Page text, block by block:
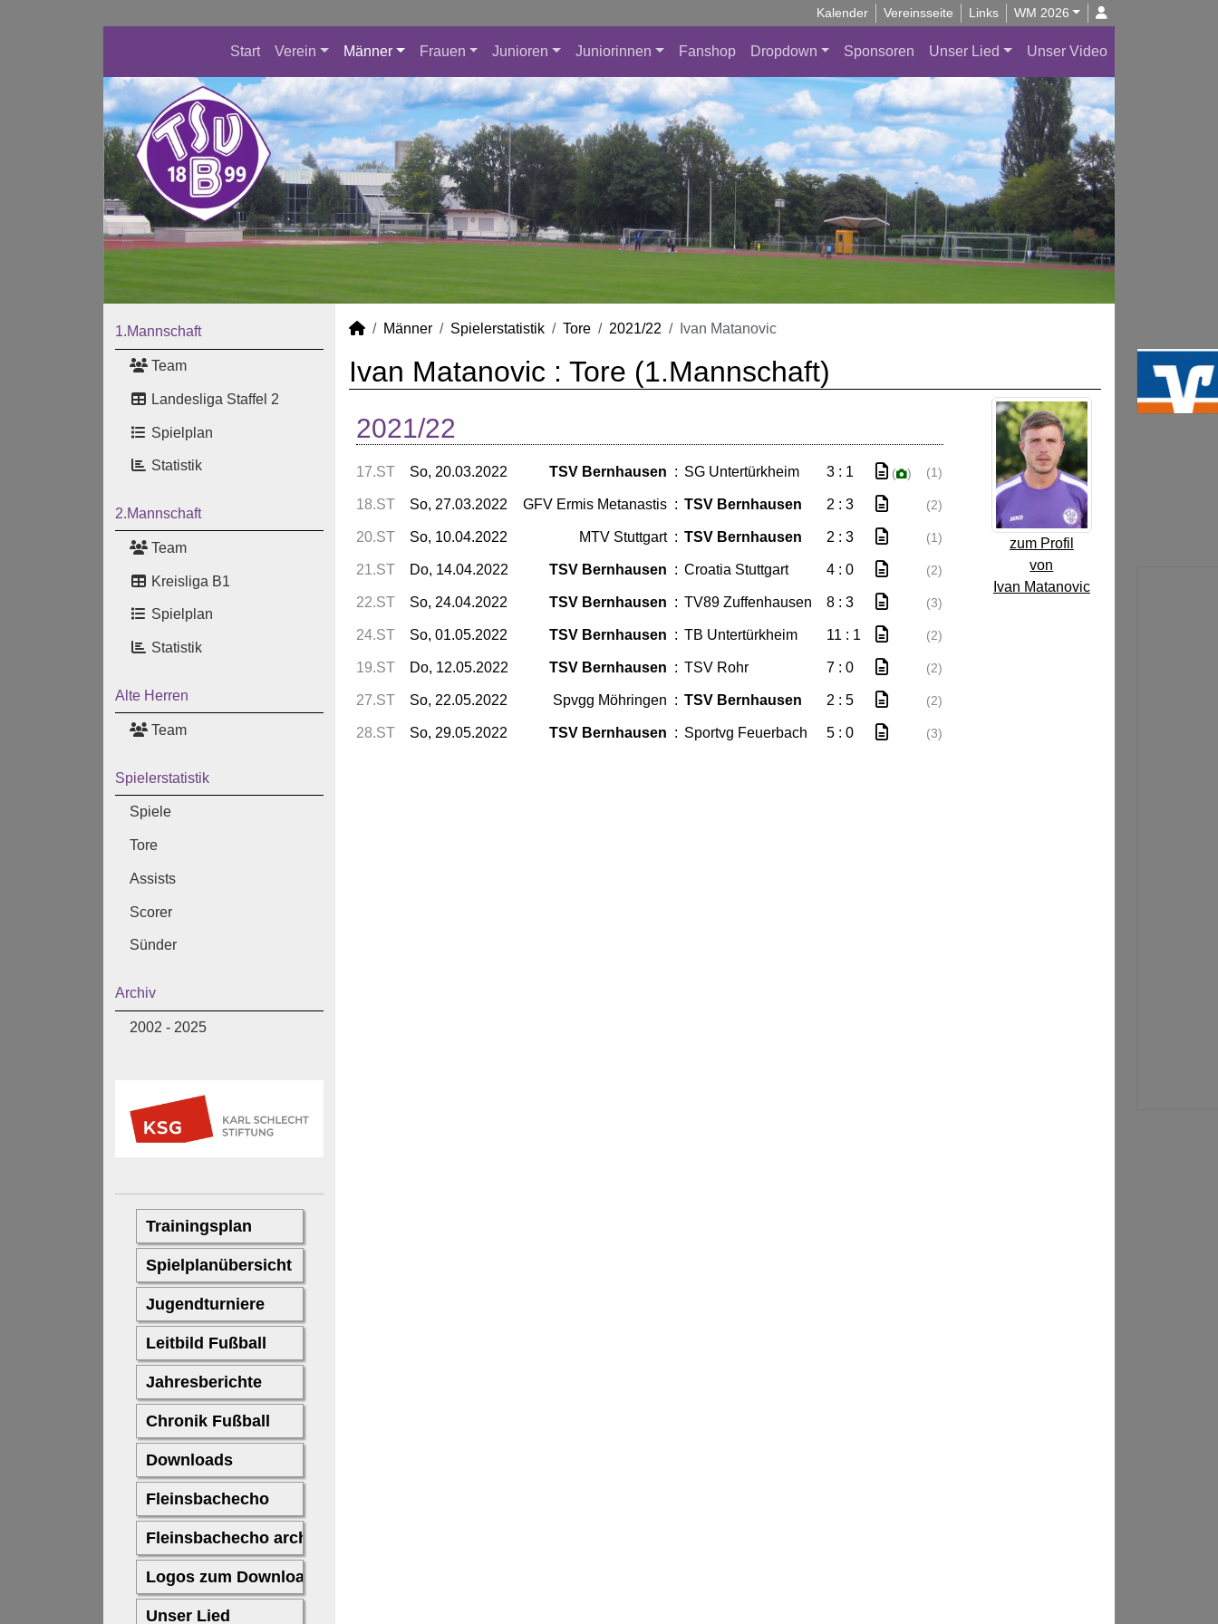
Kalender Vereinsseite Links WM 2026
Start Verein Männer Frauen Junioren Juniorinnen Fanshop Dropdown Sponsoren Unser Lied Unser Video
1.Mannschaft
Team
Landesliga Staffel 2
Spielplan
Statistik
2.Mannschaft
Team
Kreisliga B1
Spielplan
Statistik
Alte Herren
Team
Spielerstatistik
Spiele
Tore
Assists
Scorer
Sünder
Archiv
2002 - 2025
Männer Spielerstatistik Tore 2021/22 Ivan Matanovic
Ivan Matanovic : Tore (1.Mannschaft)
zum Profil
von
Ivan Matanovic
2021/22
17.ST So, 20.03.2022 TSV Bernhausen : SG Untertürkheim 3 : 1 ( ) (1)
18.ST So, 27.03.2022 GFV Ermis Metanastis : TSV Bernhausen 2 : 3 (2)
20.ST So, 10.04.2022 MTV Stuttgart : TSV Bernhausen 2 : 3 (1)
21.ST Do, 14.04.2022 TSV Bernhausen : Croatia Stuttgart 4 : 0 (2)
22.ST So, 24.04.2022 TSV Bernhausen : TV89 Zuffenhausen 8 : 3 (3)
24.ST So, 01.05.2022 TSV Bernhausen : TB Untertürkheim 11 : 1 (2)
19.ST Do, 12.05.2022 TSV Bernhausen : TSV Rohr 7 : 0 (2)
27.ST So, 22.05.2022 Spvgg Möhringen : TSV Bernhausen 2 : 5 (2)
28.ST So, 29.05.2022 TSV Bernhausen : Sportvg Feuerbach 5 : 0 (3)